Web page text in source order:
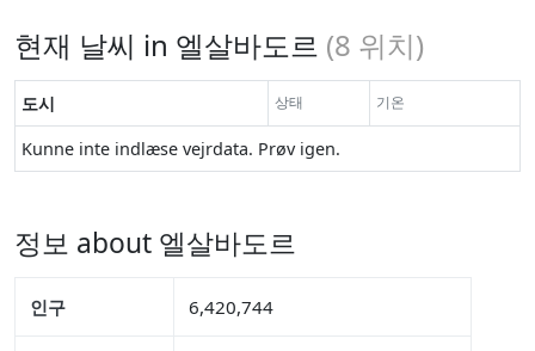
현재 날씨 in 엘살바도르 (8 위치)
도시 상태 기온
Kunne inte indlæse vejrdata. Prøv igen.
정보 about 엘살바도르
인구 6,420,744